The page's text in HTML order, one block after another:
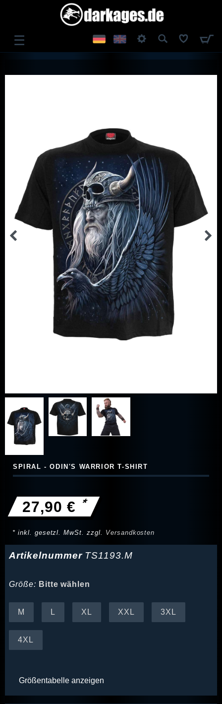
☰
SPIRAL - ODIN'S WARRIOR T-SHIRT
27,90 € *
* inkl. gesetzl. MwSt. zzgl. Versandkosten
Artikelnummer TS1193.M
Größe: Bitte wählen
M L XL XXL 3XL
4XL
Größentabelle anzeigen